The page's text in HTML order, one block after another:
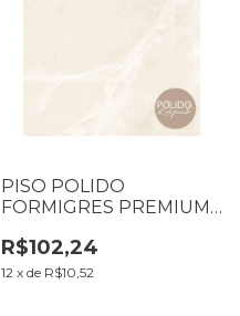
PISO POLIDO
FORMIGRES PREMIUM
LB CX2,18M2
R$102,24
12 x de R$10,52